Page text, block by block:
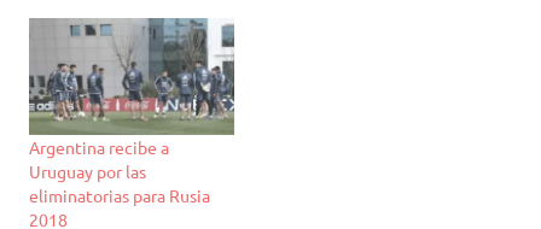
Argentina recibe a
Uruguay por las
eliminatorias para Rusia
2018